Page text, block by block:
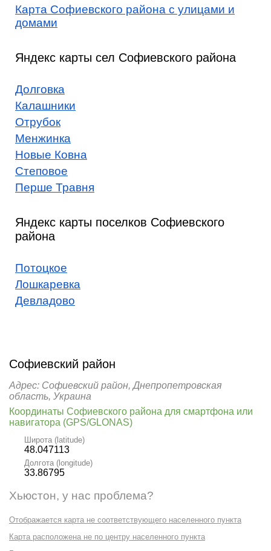
Карта Софиевского района с улицами и
домами
Яндекс карты сел Софиевского района
Долговка
Калашники
Отрубок
Менжинка
Новые Ковна
Степовое
Перше Травня
Яндекс карты поселков Софиевского
района
Потоцкое
Лошкаревка
Девладово
Софиевский район
Адрес: Софиевский район, Днепропетровская
область, Украина
Координаты Софиевского района для смартфона или
навигатора (GPS/GLONAS)
Широта (latitude)
48.047113
Долгота (longitude)
33.86795
Хьюстон, у нас проблема?
Отображается карта не соответствующего населенного пункта
Карта расположена не по центру населенного пункта